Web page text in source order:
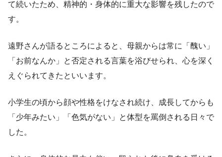
て続いたため、精神的・身体的に重大な影響を残したので
す。
遠野さんが語るところによると、母親からは常に「醜い」
「お前なんか」と否定される言葉を浴びせられ、心を深く
えぐられてきたといいます。
小学生の頃から顔や性格をけなされ続け、成長してからも
「少年みたい」「色気がない」と体型を罵倒される日々で
した。